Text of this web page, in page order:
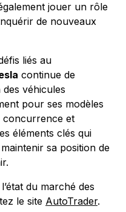
jouer un rôle
de nouveaux
liés au
continue de
véhicules
pour ses modèles
concurrence et
éléments clés qui
sa position de
du marché des
le site AutoTrader.